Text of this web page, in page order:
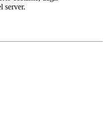
server.